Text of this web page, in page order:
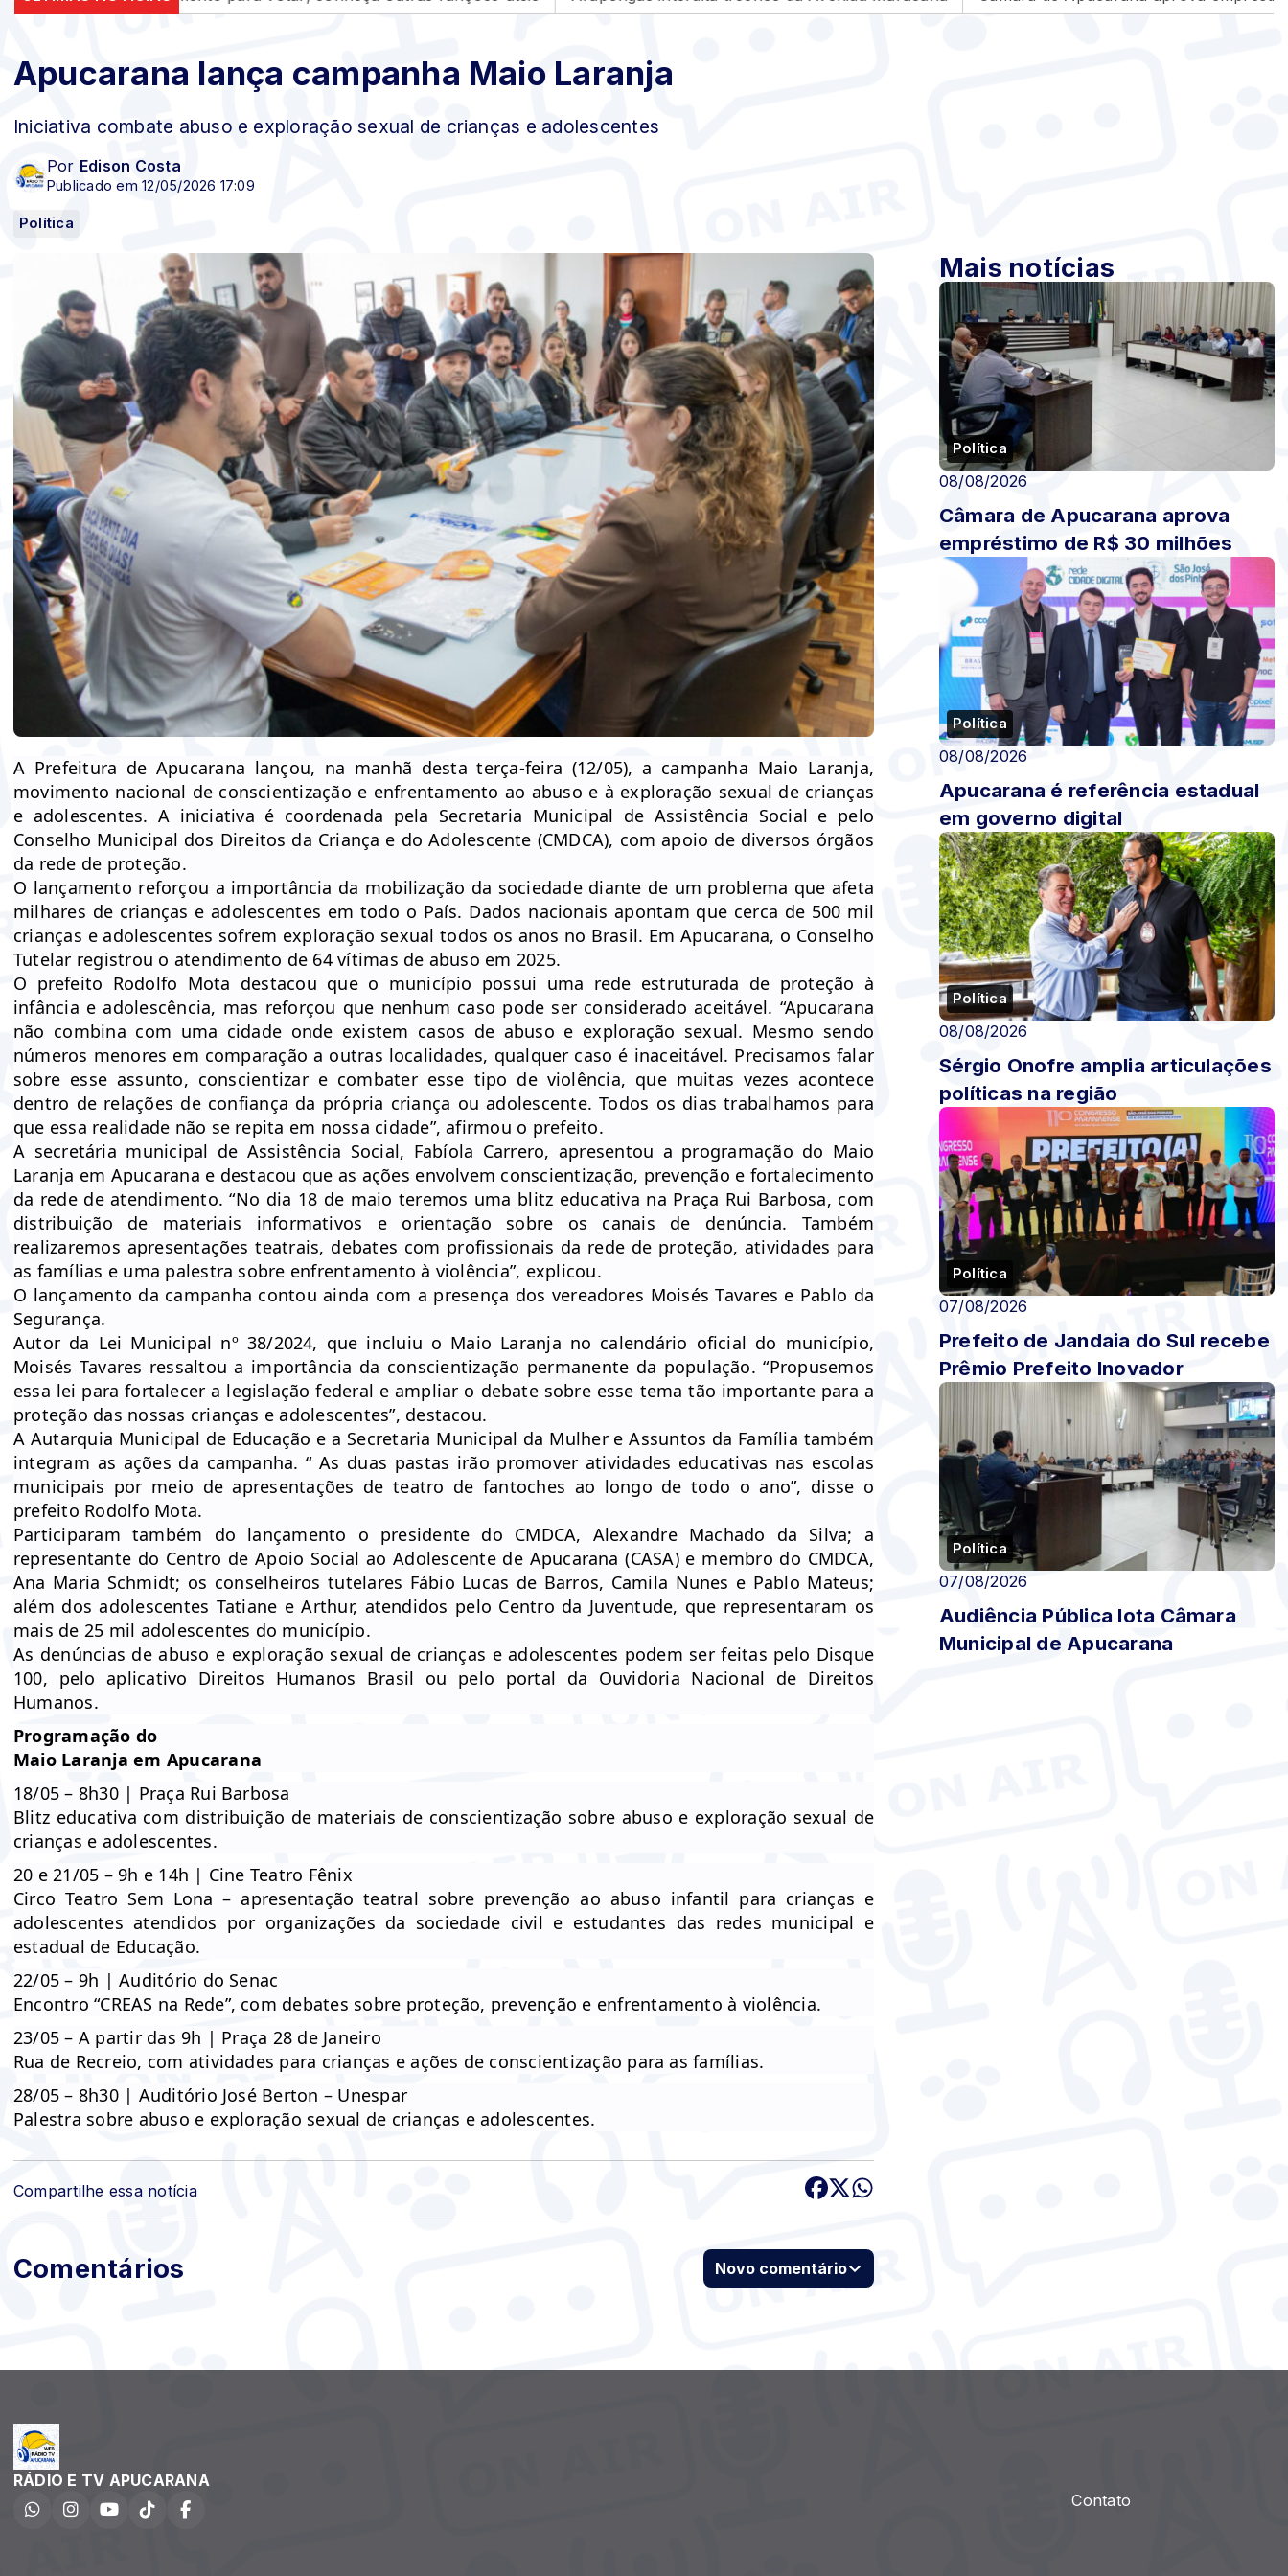
Apucarana lança campanha Maio Laranja
Iniciativa combate abuso e exploração sexual de crianças e adolescentes
Por Edison Costa
Publicado em 12/05/2026 17:09
Política
A Prefeitura de Apucarana lançou, na manhã desta terça-feira (12/05), a campanha Maio Laranja,
movimento nacional de conscientização e enfrentamento ao abuso e à exploração sexual de crianças
e adolescentes. A iniciativa é coordenada pela Secretaria Municipal de Assistência Social e pelo
Conselho Municipal dos Direitos da Criança e do Adolescente (CMDCA), com apoio de diversos órgãos
da rede de proteção.
O lançamento reforçou a importância da mobilização da sociedade diante de um problema que afeta
milhares de crianças e adolescentes em todo o País. Dados nacionais apontam que cerca de 500 mil
crianças e adolescentes sofrem exploração sexual todos os anos no Brasil. Em Apucarana, o Conselho
Tutelar registrou o atendimento de 64 vítimas de abuso em 2025.
O prefeito Rodolfo Mota destacou que o município possui uma rede estruturada de proteção à
infância e adolescência, mas reforçou que nenhum caso pode ser considerado aceitável. “Apucarana
não combina com uma cidade onde existem casos de abuso e exploração sexual. Mesmo sendo
números menores em comparação a outras localidades, qualquer caso é inaceitável. Precisamos falar
sobre esse assunto, conscientizar e combater esse tipo de violência, que muitas vezes acontece
dentro de relações de confiança da própria criança ou adolescente. Todos os dias trabalhamos para
que essa realidade não se repita em nossa cidade”, afirmou o prefeito.
A secretária municipal de Assistência Social, Fabíola Carrero, apresentou a programação do Maio
Laranja em Apucarana e destacou que as ações envolvem conscientização, prevenção e fortalecimento
da rede de atendimento. “No dia 18 de maio teremos uma blitz educativa na Praça Rui Barbosa, com
distribuição de materiais informativos e orientação sobre os canais de denúncia. Também
realizaremos apresentações teatrais, debates com profissionais da rede de proteção, atividades para
as famílias e uma palestra sobre enfrentamento à violência”, explicou.
O lançamento da campanha contou ainda com a presença dos vereadores Moisés Tavares e Pablo da
Segurança.
Autor da Lei Municipal nº 38/2024, que incluiu o Maio Laranja no calendário oficial do município,
Moisés Tavares ressaltou a importância da conscientização permanente da população. “Propusemos
essa lei para fortalecer a legislação federal e ampliar o debate sobre esse tema tão importante para a
proteção das nossas crianças e adolescentes”, destacou.
A Autarquia Municipal de Educação e a Secretaria Municipal da Mulher e Assuntos da Família também
integram as ações da campanha. “ As duas pastas irão promover atividades educativas nas escolas
municipais por meio de apresentações de teatro de fantoches ao longo de todo o ano”, disse o
prefeito Rodolfo Mota.
Participaram também do lançamento o presidente do CMDCA, Alexandre Machado da Silva; a
representante do Centro de Apoio Social ao Adolescente de Apucarana (CASA) e membro do CMDCA,
Ana Maria Schmidt; os conselheiros tutelares Fábio Lucas de Barros, Camila Nunes e Pablo Mateus;
além dos adolescentes Tatiane e Arthur, atendidos pelo Centro da Juventude, que representaram os
mais de 25 mil adolescentes do município.
As denúncias de abuso e exploração sexual de crianças e adolescentes podem ser feitas pelo Disque
100, pelo aplicativo Direitos Humanos Brasil ou pelo portal da Ouvidoria Nacional de Direitos
Humanos.
Programação do
Maio Laranja em Apucarana
18/05 – 8h30 | Praça Rui Barbosa
Blitz educativa com distribuição de materiais de conscientização sobre abuso e exploração sexual de
crianças e adolescentes.
20 e 21/05 – 9h e 14h | Cine Teatro Fênix
Circo Teatro Sem Lona – apresentação teatral sobre prevenção ao abuso infantil para crianças e
adolescentes atendidos por organizações da sociedade civil e estudantes das redes municipal e
estadual de Educação.
22/05 – 9h | Auditório do Senac
Encontro “CREAS na Rede”, com debates sobre proteção, prevenção e enfrentamento à violência.
23/05 – A partir das 9h | Praça 28 de Janeiro
Rua de Recreio, com atividades para crianças e ações de conscientização para as famílias.
28/05 – 8h30 | Auditório José Berton – Unespar
Palestra sobre abuso e exploração sexual de crianças e adolescentes.
Compartilhe essa notícia
Comentários Novo comentário
Mais notícias
Política
08/08/2026
Câmara de Apucarana aprova
empréstimo de R$ 30 milhões
Política
08/08/2026
Apucarana é referência estadual
em governo digital
Política
08/08/2026
Sérgio Onofre amplia articulações
políticas na região
Política
07/08/2026
Prefeito de Jandaia do Sul recebe
Prêmio Prefeito Inovador
Política
07/08/2026
Audiência Pública lota Câmara
Municipal de Apucarana
RÁDIO E TV APUCARANA
Contato